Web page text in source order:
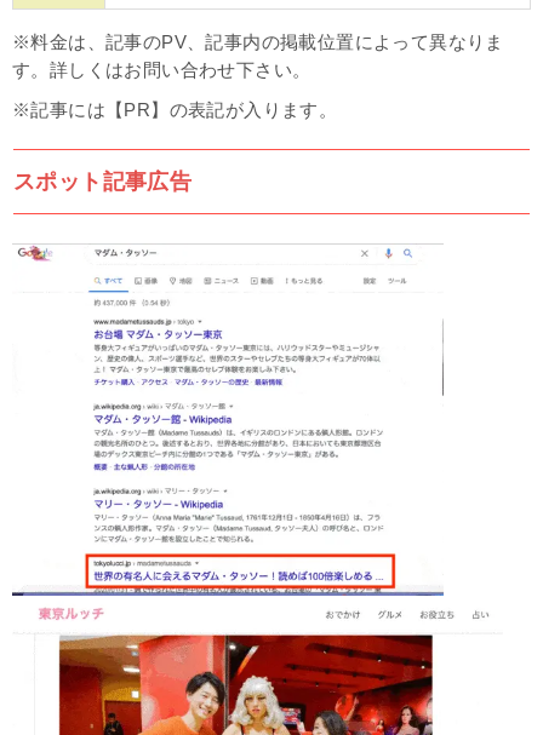
※料金は、記事のPV、記事内の掲載位置によって異なりま
す。詳しくはお問い合わせ下さい。
※記事には【PR】の表記が入ります。
スポット記事広告